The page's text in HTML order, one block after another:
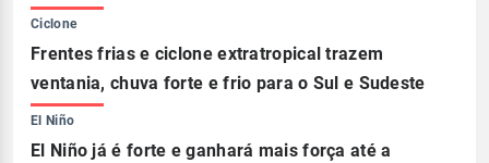
Ciclone
Frentes frias e ciclone extratropical trazem
ventania, chuva forte e frio para o Sul e Sudeste
El Niño
El Niño já é forte e ganhará mais força até a